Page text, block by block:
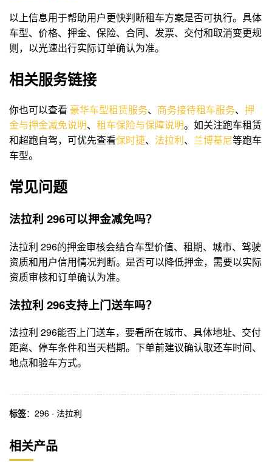
以上信息用于帮助用户更快判断租车方案是否可执行。具体
车型、价格、押金、保险、合同、发票、交付和取消变更规
则，以光速出行实际订单确认为准。
相关服务链接
你也可以查看 豪华车型租赁服务、 商务接待租车服务、 押
金与押金减免说明、 租车保险与保障说明。如关注跑车租赁
和超跑自驾，可优先查看保时捷、 法拉利、 兰博基尼等跑车
车型。
常见问题
法拉利 296可以押金减免吗？
法拉利 296的押金审核会结合车型价值、租期、城市、驾驶
资质和用户信用情况判断。是否可以降低押金，需要以实际
资质审核和订单确认为准。
法拉利 296支持上门送车吗？
法拉利 296能否上门送车，要看所在城市、具体地址、交付
距离、停车条件和当天档期。下单前建议确认取还车时间、
地点和验车方式。
标签： 296 · 法拉利
相关产品